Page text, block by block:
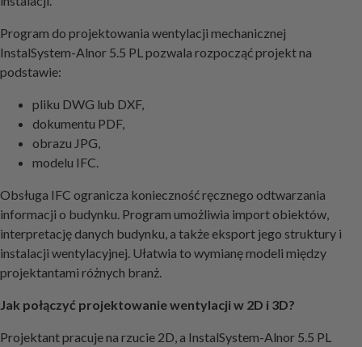
Program do projektowania wentylacji mechanicznej
InstalSystem-Alnor 5.5 PL pozwala rozpocząć projekt na
podstawie:
pliku DWG lub DXF,
dokumentu PDF,
obrazu JPG,
modelu IFC.
Obsługa IFC ogranicza konieczność ręcznego odtwarzania
informacji o budynku. Program umożliwia import obiektów,
interpretację danych budynku, a także eksport jego struktury i
instalacji wentylacyjnej. Ułatwia to wymianę modeli między
projektantami różnych branż.
Jak połączyć projektowanie wentylacji w 2D i 3D?
Projektant pracuje na rzucie 2D, a InstalSystem-Alnor 5.5 PL